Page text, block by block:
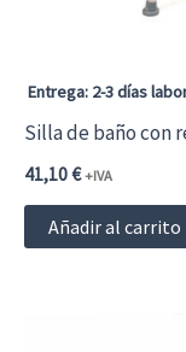
Entrega: 2-3 días
Silla de baño con
41,10€ +IVA
Añadir al carrito